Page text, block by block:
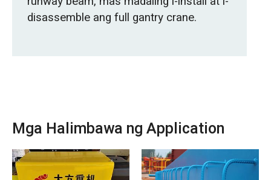
disassemble ang full gantry crane.
Mga Halimbawa ng Application